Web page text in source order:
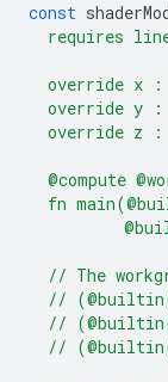
const
requires
override x :
override y :
override z :
@compute
fn
// The
//
//
//